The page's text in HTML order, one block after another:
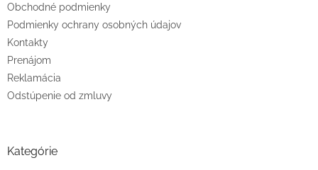
u
Obchodné podmienky
Podmienky ochrany osobných údajov
Kontakty
Prenájom
Reklamácia
Odstúpenie od zmluvy
Kategórie